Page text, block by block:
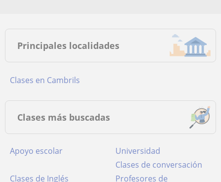
Principales localidades
Clases en Cambrils
Clases más buscadas
Apoyo escolar
Universidad
Clases de conversación
Clases de Inglés
Profesores de